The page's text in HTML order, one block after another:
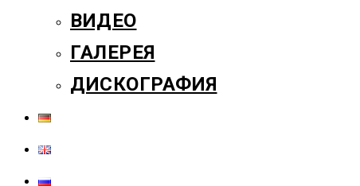
ВИДЕО
ГАЛЕРЕЯ
ДИСКОГРАФИЯ